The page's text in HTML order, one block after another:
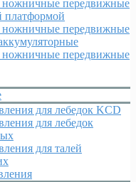
передвижные
платформой
передвижные
передвижные
для лебедок KCD
для лебедок
для талей